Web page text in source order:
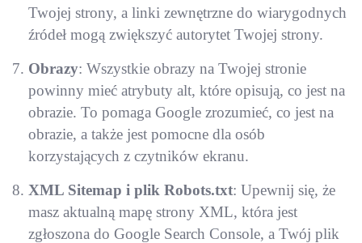
Twojej strony, a linki zewnętrzne do wiarygodnych
źródeł mogą zwiększyć autorytet Twojej strony.
Obrazy: Wszystkie obrazy na Twojej stronie
powinny mieć atrybuty alt, które opisują, co jest na
obrazie. To pomaga Google zrozumieć, co jest na
obrazie, a także jest pomocne dla osób
korzystających z czytników ekranu.
XML Sitemap i plik Robots.txt: Upewnij się, że
masz aktualną mapę strony XML, która jest
zgłoszona do Google Search Console, a Twój plik